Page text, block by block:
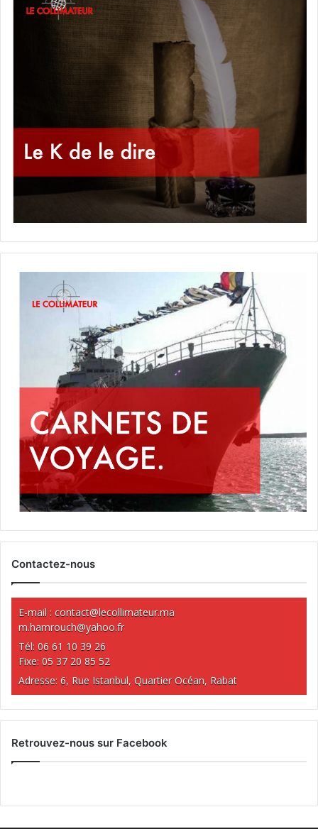
Contactez-nous
E-mail : contact@lecollimateur.ma
m.hamrouch@yahoo.fr
Tél: 06 61 10 39 26
Fixe: 05 37 20 85 52
Adresse: 6, Rue Istanbul, Quartier Océan, Rabat
Retrouvez-nous sur Facebook